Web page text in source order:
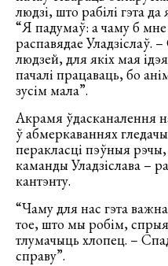
людзі, што рабілі гэта
“Я падумаў: а чаму б
распавядае Уладзіслаў.
людзей, для якіх мая
пачалі працаваць, бо
зусім мала”.
Акрамя ўдасканалення
ў абмеркаваннях
перакласці пэўныя
каманды Уладзіслава –
кантэнту.
“Чаму для нас гэта
тое, што мы робім,
тлумачыць хлопец. –
справу”.